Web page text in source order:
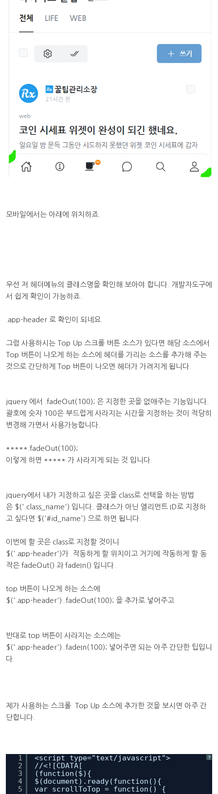
모바일에서는 아래에 위치하죠.
우선 저 헤더메뉴의 클래스명을 확인해 보아야 합니다. 개발자도구에
서 쉽게 확인이 가능하죠.
.app-header 로 확인이 되네요.
그럼 사용하시는 Top Up 스크롤 버튼 소스가 있다면 해당 소스에서
Top 버튼이 나오게 하는 소스에 헤더를 가리는 소스를 추가해 주는
것으로 간단하게 Top 버튼이 나오면 헤더가 가려지게 됩니다.
jquery 에서 .fadeOut(100); 은 지정한 곳을 없애주는 기능입니다.
괄호에 숫자 100은 부드럽게 사라지는 시간을 지정하는 것이 적당히
변경해 가면서 사용가능합니다.
*****.fadeOut(100);
이렇게 하면 ***** 가 사라지게 되는 것 입니다.
jquery에서 내가 지정하고 싶은 곳을 class로 선택을 하는 방법
은 $('.class_name') 입니다. 클래스가 아닌 엘리먼트 ID로 지정하
고 싶다면 $('#id_name') 으로 하면 됩니다.
이번에 할 곳은 class로 지정할 것이니
$('.app-header')가 작동하게 할 위치이고 거기에 작동하게 할 동
작은 fadeOut() 과 fadeIn() 입니다.
top 버튼이 나오게 하는 소스에
$('.app-header')..fadeOut(100); 을 추가로 넣어주고
반대로 top 버튼이 사라지는 소스에는
$('.app-header')..fadeIn(100); 넣어주면 되는 아주 간단한 팁입니
다.
제가 사용하는 스크롤 Top Up 소스에 추가한 것을 보시면 아주 간
단합니다.
?
1
2
3
4
5
<script type="text/javascript">
//<![CDATA[
(function($){
$(document).ready(function(){
var scrollToTop = function() {